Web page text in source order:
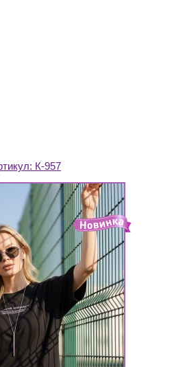
К-957